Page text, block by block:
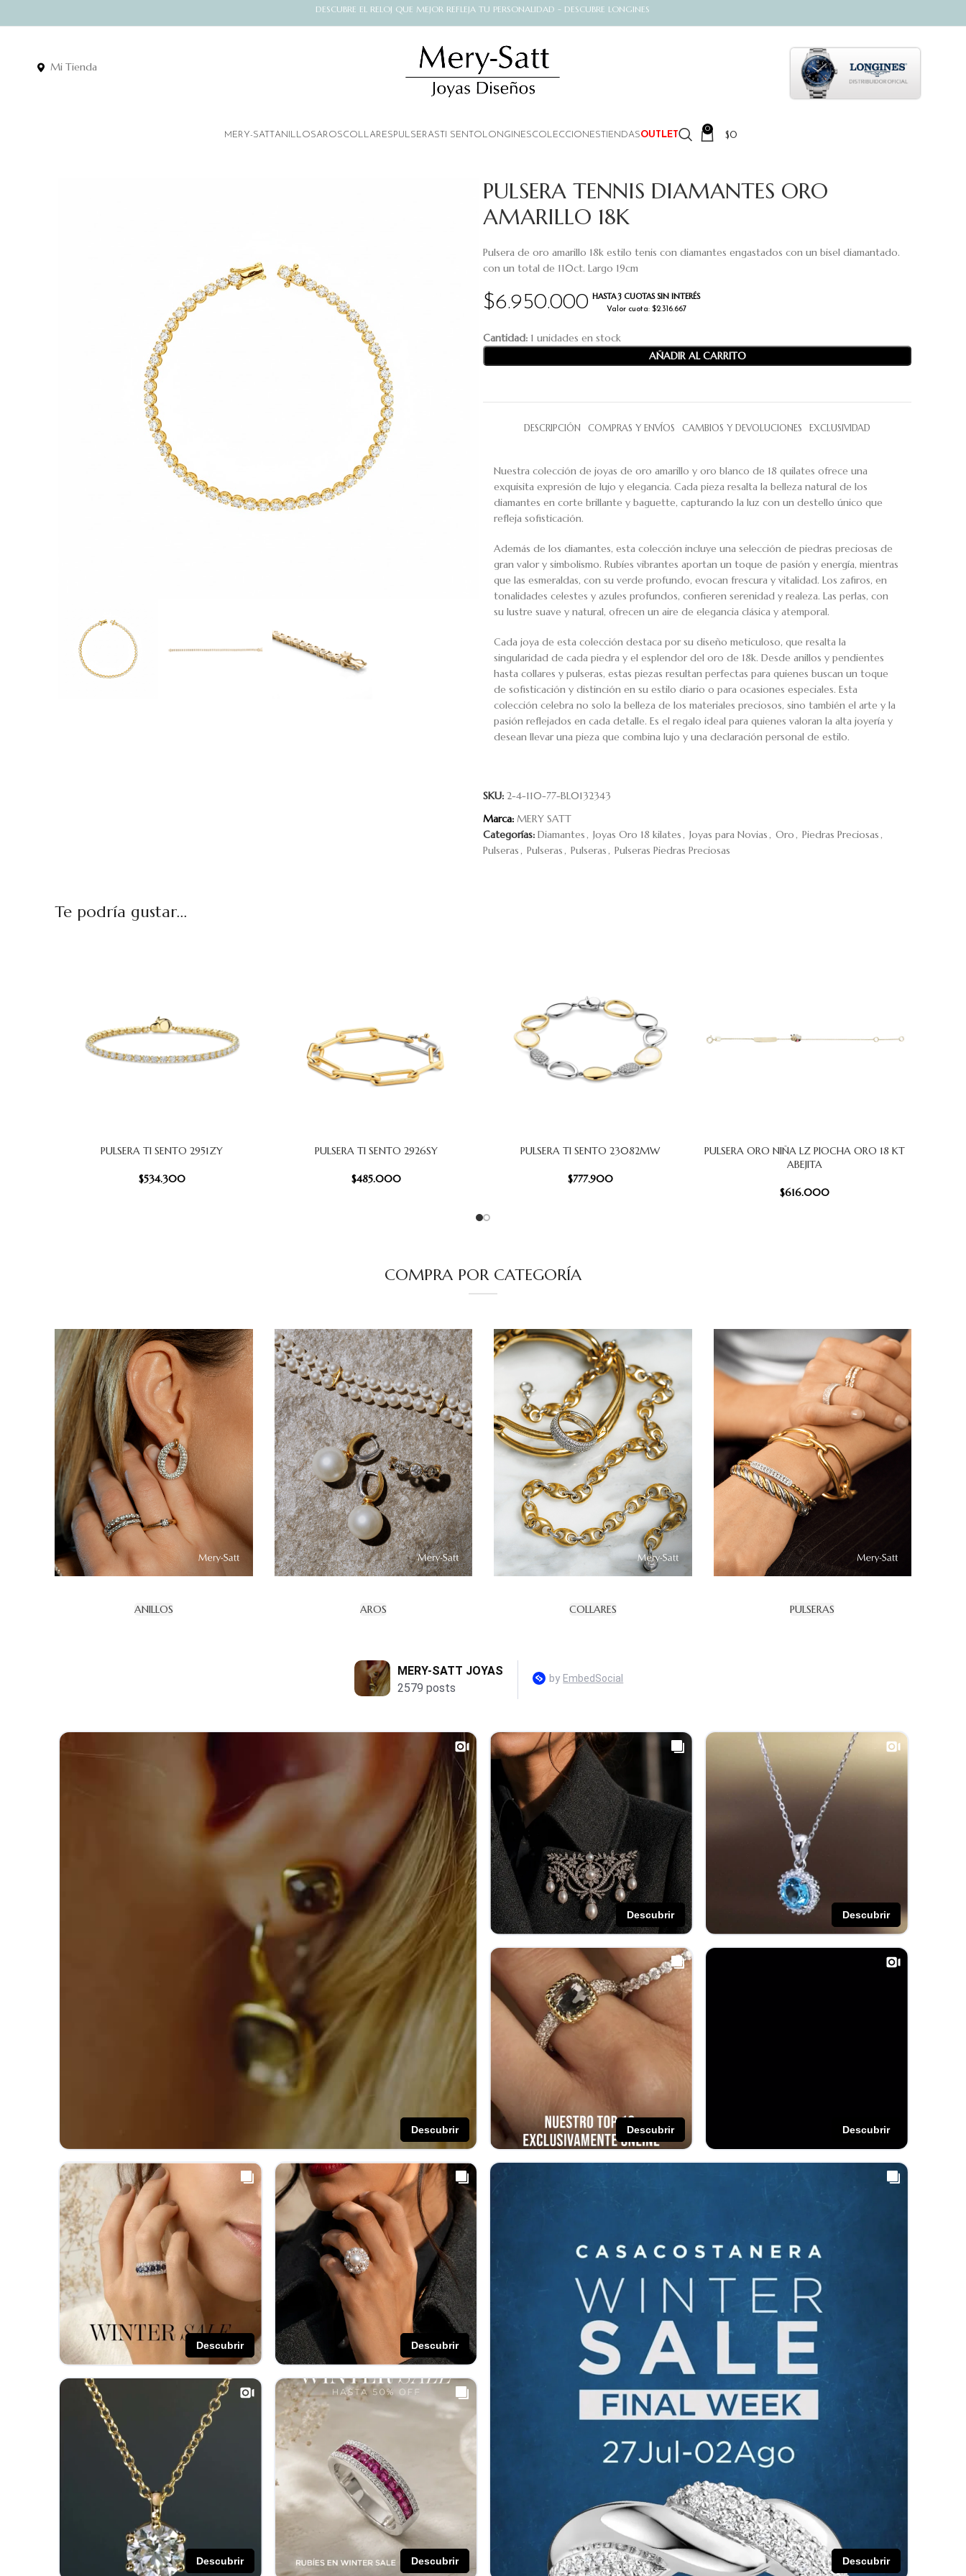
DESCUBRE EL RELOJ QUE MEJOR REFLEJA TU PERSONALIDAD - DESCUBRE LONGINES
Mi Tienda
MERY-SATTANILLOSAROSCOLLARES PULSERASTI SENTO LONGINESCOLECCIONESTIENDASOUTLET
0 $0
PULSERA TENNIS DIAMANTES ORO
AMARILLO 18K
$6.950.000 HASTA 3 CUOTAS SIN INTERÉS
Valor cuota: $2.316.667
Pulsera de oro amarillo 18k estilo tenis con diamantes engastados con un bisel diamantado.
con un total de 110ct. Largo 19cm
Cantidad: 1 unidades en stock
AÑADIR AL CARRITO
DESCRIPCIÓN COMPRAS Y ENVÍOS CAMBIOS Y DEVOLUCIONES EXCLUSIVIDAD
Nuestra colección de joyas de oro amarillo y oro blanco de 18 quilates ofrece una
exquisita expresión de lujo y elegancia. Cada pieza resalta la belleza natural de los
diamantes en corte brillante y baguette, capturando la luz con un destello único que
refleja sofisticación.
Además de los diamantes, esta colección incluye una selección de piedras preciosas de
gran valor y simbolismo. Rubíes vibrantes aportan un toque de pasión y energía, mientras
que las esmeraldas, con su verde profundo, evocan frescura y vitalidad. Los zafiros, en
tonalidades celestes y azules profundos, confieren serenidad y realeza. Las perlas, con
su lustre suave y natural, ofrecen un aire de elegancia clásica y atemporal.
Cada joya de esta colección destaca por su diseño meticuloso, que resalta la
singularidad de cada piedra y el esplendor del oro de 18k. Desde anillos y pendientes
hasta collares y pulseras, estas piezas resultan perfectas para quienes buscan un toque
de sofisticación y distinción en su estilo diario o para ocasiones especiales. Esta
colección celebra no solo la belleza de los materiales preciosos, sino también el arte y la
pasión reflejados en cada detalle. Es el regalo ideal para quienes valoran la alta joyería y
desean llevar una pieza que combina lujo y una declaración personal de estilo.
SKU: 2-4-110-77-BL0132343
Categorías: Diamantes, Joyas Oro 18 kilates, Joyas para Novias, Oro, Piedras Preciosas,
Pulseras, Pulseras, Pulseras, Pulseras Piedras Preciosas
Marca: MERY SATT
Te podría gustar...
AÑADIR AL CARRITO
PULSERA TI SENTO 2951ZY
$534.300
AÑADIR AL CARRITO
PULSERA TI SENTO 2926SY
$485.000
AÑADIR AL CARRITO
PULSERA TI SENTO 23082MW
$777.900
AÑADIR AL CARRITO
PULSERA ORO NIÑA LZ PIOCHA ORO 18 KT
ABEJITA
$616.000
COMPRA POR CATEGORÍA
ANILLOS AROS COLLARES PULSERAS